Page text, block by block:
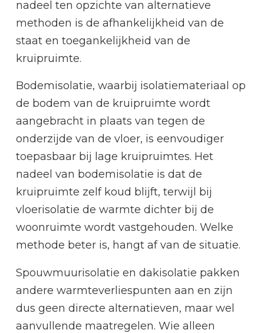
nadeel ten opzichte van alternatieve
methoden is de afhankelijkheid van de
staat en toegankelijkheid van de
kruipruimte.
Bodemisolatie, waarbij isolatiemateriaal op
de bodem van de kruipruimte wordt
aangebracht in plaats van tegen de
onderzijde van de vloer, is eenvoudiger
toepasbaar bij lage kruipruimtes. Het
nadeel van bodemisolatie is dat de
kruipruimte zelf koud blijft, terwijl bij
vloerisolatie de warmte dichter bij de
woonruimte wordt vastgehouden. Welke
methode beter is, hangt af van de situatie.
Spouwmuurisolatie en dakisolatie pakken
andere warmteverliespunten aan en zijn
dus geen directe alternatieven, maar wel
aanvullende maatregelen. Wie alleen